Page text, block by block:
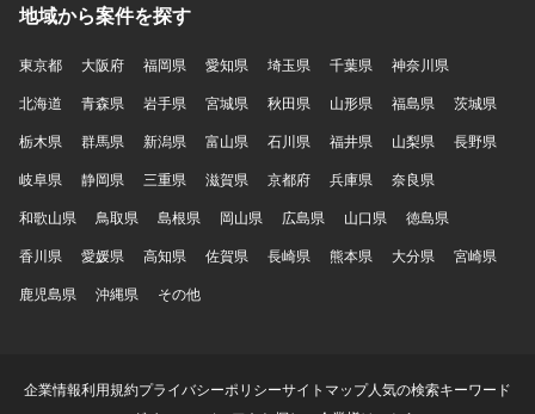
地域から案件を探す
東京都 大阪府 福岡県 愛知県 埼玉県 千葉県
神奈川県
北海道
青森県 岩手県 宮城県 秋田県 山形県 福島県
茨城県
栃木県
群馬県 新潟県 富山県 石川県 福井県 山梨県
長野県
岐阜県
静岡県 三重県 滋賀県 京都府 兵庫県
奈良県
和歌山県
鳥取県 島根県 岡山県 広島県 山口県
徳島県
香川県
愛媛県 高知県 佐賀県 長崎県 熊本県 大分県
宮崎県
鹿児島県
沖縄県 その他
企業情報利用規約プライバシーポリシーサイトマップ人気の検索キーワード